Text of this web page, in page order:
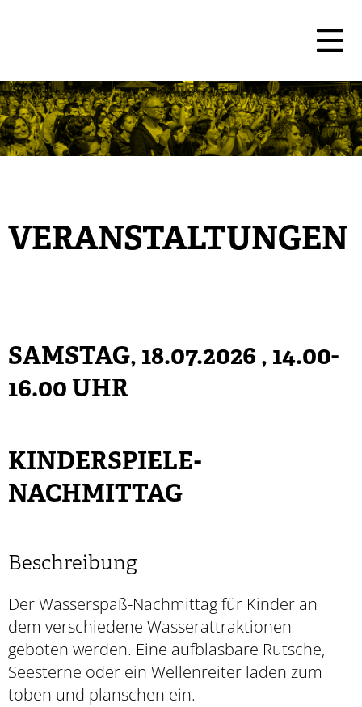
VERANSTALTUNGEN
SAMSTAG, 18.07.2026 , 14.00-
16.00 UHR
KINDERSPIELE-
NACHMITTAG
Beschreibung
Der Wasserspaß-Nachmittag für Kinder an
dem verschiedene Wasserattraktionen
geboten werden. Eine aufblasbare Rutsche,
Seesterne oder ein Wellenreiter laden zum
toben und planschen ein.